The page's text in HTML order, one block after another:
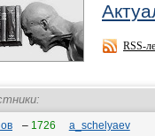
RSS-
– 1726
a_schelyaev